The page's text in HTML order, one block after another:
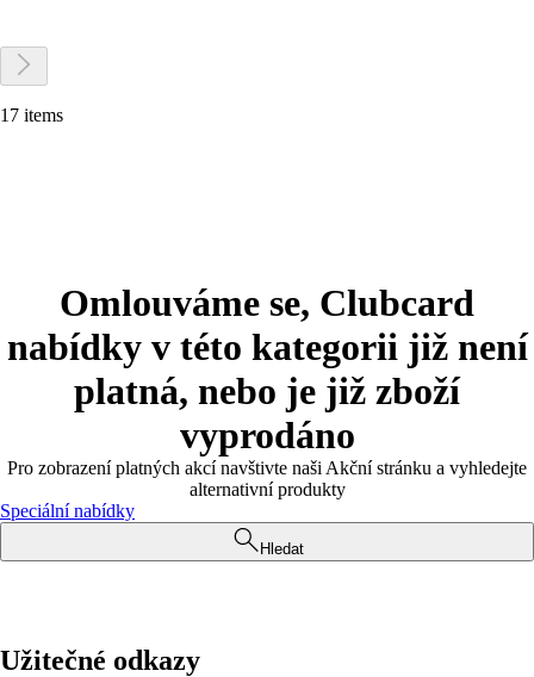
17 items
Omlouváme se, Clubcard
nabídky v této kategorii již není
platná, nebo je již zboží
vyprodáno
Pro zobrazení platných akcí navštivte naši Akční stránku a vyhledejte
alternativní produkty
Speciální nabídky
Hledat
Užitečné odkazy